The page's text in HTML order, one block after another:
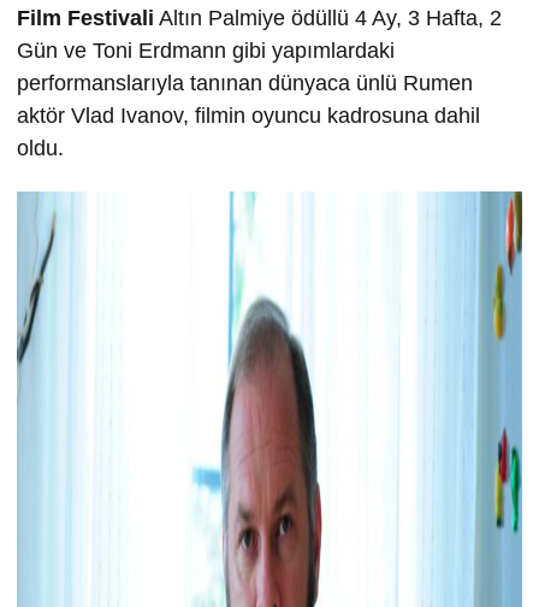
Film Festivali Altın Palmiye ödüllü 4 Ay, 3 Hafta, 2
Gün ve Toni Erdmann gibi yapımlardaki
performanslarıyla tanınan dünyaca ünlü Rumen
aktör Vlad Ivanov, filmin oyuncu kadrosuna dahil
oldu.